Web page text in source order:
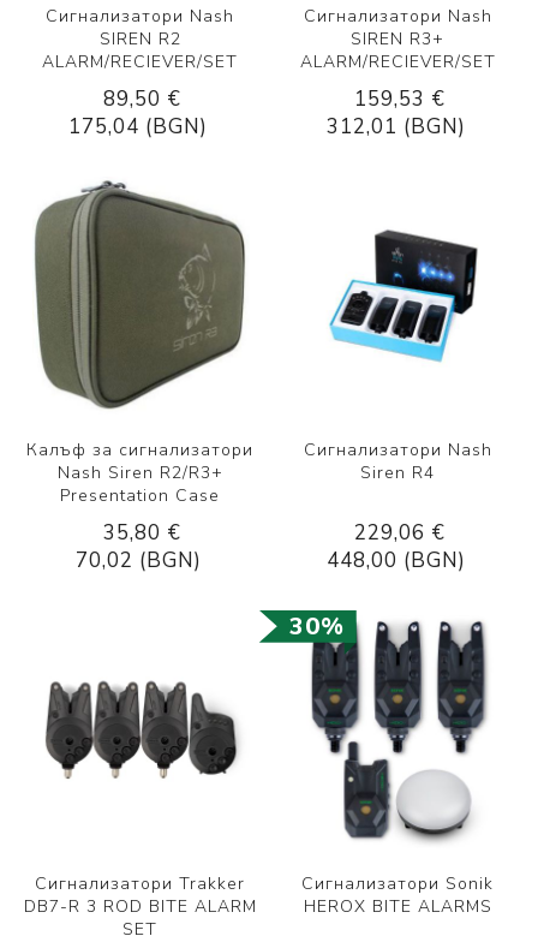
Сигнализатори Nash
SIREN R2
ALARM/RECIEVER/SET
89,50 €
175,04 (BGN)
Сигнализатори Nash
SIREN R3+
ALARM/RECIEVER/SET
159,53 €
312,01 (BGN)
Калъф за сигнализатори
Nash Siren R2/R3+
Presentation Case
35,80 €
70,02 (BGN)
Сигнализатори Nash
Siren R4
229,06 €
448,00 (BGN)
30%
Сигнализатори Trakker
DB7-R 3 ROD BITE ALARM
SET
Сигнализатори Sonik
HEROX BITE ALARMS